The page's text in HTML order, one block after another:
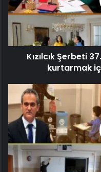
Kızılcık Şerbeti
kurtarmak